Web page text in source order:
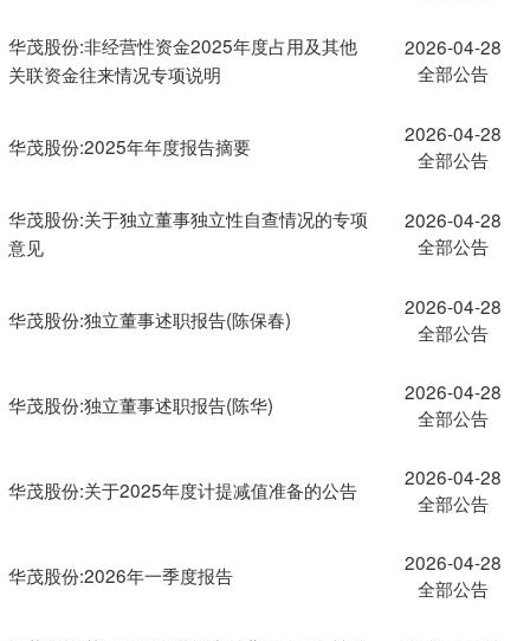
华茂股份:非经营性资金2025年度占用及其他
关联资金往来情况专项说明
2026-04-28
全部公告
华茂股份:2025年年度报告摘要
2026-04-28
全部公告
华茂股份:关于独立董事独立性自查情况的专项
意见
2026-04-28
全部公告
华茂股份:独立董事述职报告(陈保春)
2026-04-28
全部公告
华茂股份:独立董事述职报告(陈华)
2026-04-28
全部公告
华茂股份:关于2025年度计提减值准备的公告
2026-04-28
全部公告
华茂股份:2026年一季度报告
2026-04-28
全部公告